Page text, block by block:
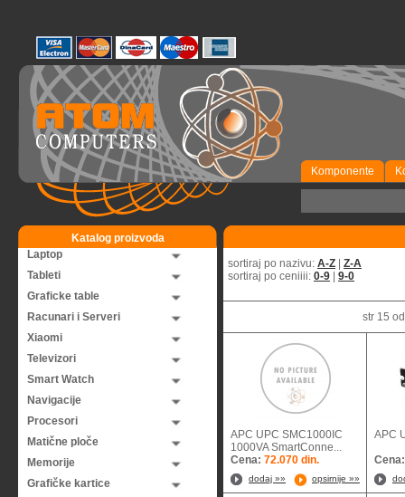
Komponente
Katalog proizvoda
Laptop
Tableti
Graficke table
Racunari i Serveri
Xiaomi
Televizori
Smart Watch
Navigacije
Procesori
Matične ploče
Memorije
Grafičke kartice
sortiraj po nazivu: A-Z
Z-A
sortiraj po ceniiii: 0-9 9-0
str 15
APC UPC SMC1000IC
1000VA SmartConne...
Cena: 72.070 din.
dodaj »» opsirnije »»
APC